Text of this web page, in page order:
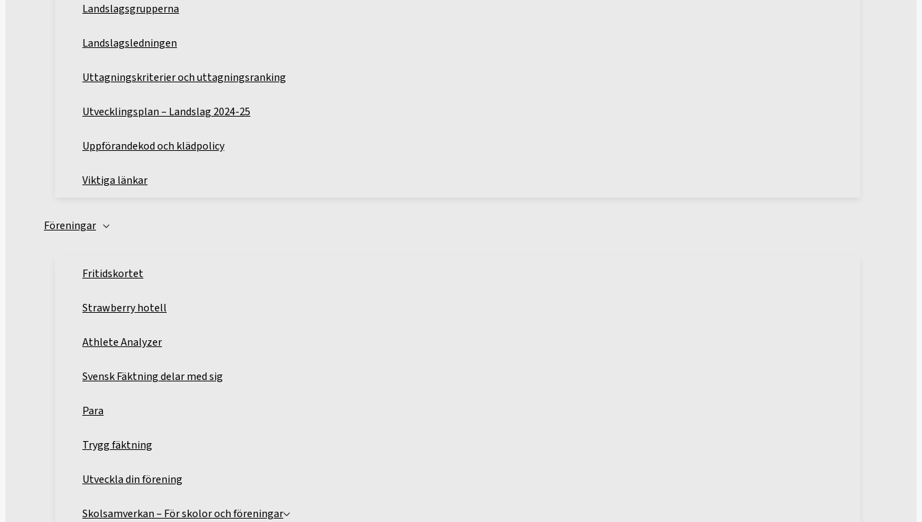
Landslagsgrupperna
Landslagsledningen
Uttagningskriterier och uttagningsranking
Utvecklingsplan – Landslag 2024-25
Uppförandekod och klädpolicy
Viktiga länkar
Föreningar
Fritidskortet
Strawberry hotell
Athlete Analyzer
Svensk Fäktning delar med sig
Para
Trygg fäktning
Utveckla din förening
Skolsamverkan – För skolor och föreningar